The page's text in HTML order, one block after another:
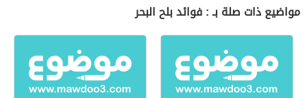
مواضيع ذات صلة بـ : فوائد بلح البحر